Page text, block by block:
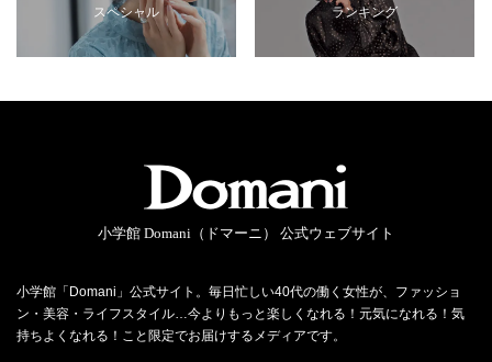
スペシャル ランキング
小学館 Domani（ドマーニ） 公式ウェブサイト
小学館「Domani」公式サイト。毎日忙しい40代の働く女性が、ファッショ
ン・美容・ライフスタイル…今よりもっと楽しくなれる！元気になれる！気
持ちよくなれる！こと限定でお届けするメディアです。